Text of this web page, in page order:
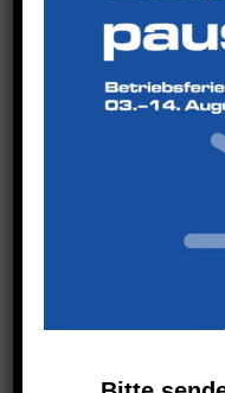
Eine neue Halle ist
Zukunft deines
Wert auf eine
Umsetzung.
Wir unterstützen
bei der Konzeption
Halle und kümmern
bis zur
optimal zu deinem